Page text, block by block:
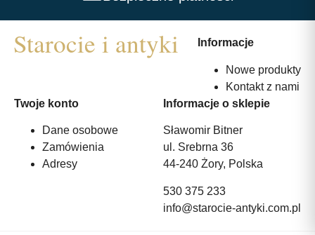
Informacje
Nowe produkty
Kontakt z nami
Twoje konto
Dane osobowe
Zamówienia
Adresy
Informacje o sklepie
Sławomir Bitner
ul. Srebrna 36
44-240 Żory, Polska
530 375 233
info@starocie-antyki.com.pl